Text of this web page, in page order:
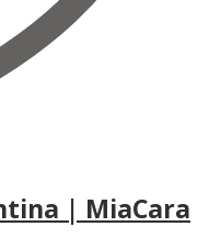
| MiaCara